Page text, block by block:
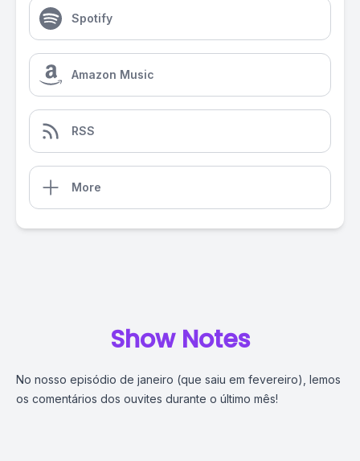
Spotify
Amazon Music
RSS
More
Show Notes
No nosso episódio de janeiro (que saiu em fevereiro), lemos
os comentários dos ouvites durante o último mês!